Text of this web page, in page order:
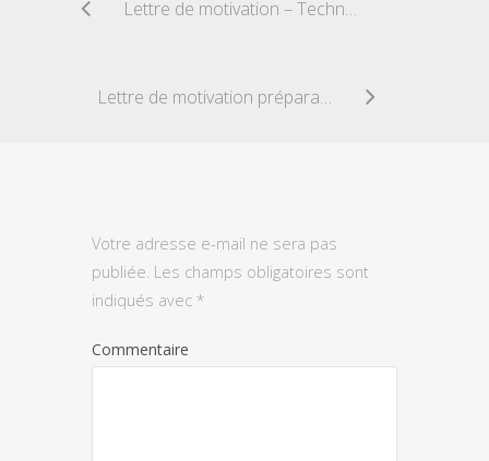
Lettre de motivation – Technicien Analyses Médicales
Lettre de motivation préparateur de commande
Votre adresse e-mail ne sera pas
publiée. Les champs obligatoires sont
indiqués avec *
Commentaire